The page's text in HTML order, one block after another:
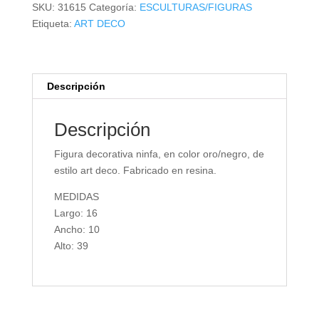
SKU: 31615 Categoría: ESCULTURAS/FIGURAS
Etiqueta: ART DECO
Descripción
Descripción
Figura decorativa ninfa, en color oro/negro, de
estilo art deco. Fabricado en resina.
MEDIDAS
Largo: 16
Ancho: 10
Alto: 39